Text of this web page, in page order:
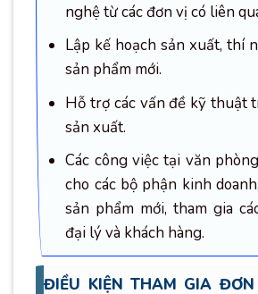
nghệ từ các đơn vị có liên
Lập kế hoạch sản xuất, thí
sản phẩm mới.
Hỗ trợ các vấn đề kỹ thuật
sản xuất.
Các công việc tại văn
cho các bộ phận kinh
sản phẩm mới, tham gia
đại lý và khách hàng.
ĐIỀU KIỆN THAM GIA